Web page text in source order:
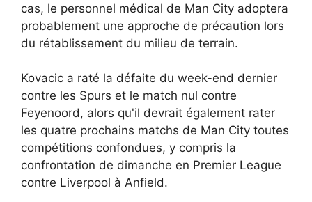
cas, le personnel médical de Man City adoptera
probablement une approche de précaution lors
du rétablissement du milieu de terrain.
Kovacic a raté la défaite du week-end dernier
contre les Spurs et le match nul contre
Feyenoord, alors qu'il devrait également rater
les quatre prochains matchs de Man City toutes
compétitions confondues, y compris la
confrontation de dimanche en Premier League
contre Liverpool à Anfield.